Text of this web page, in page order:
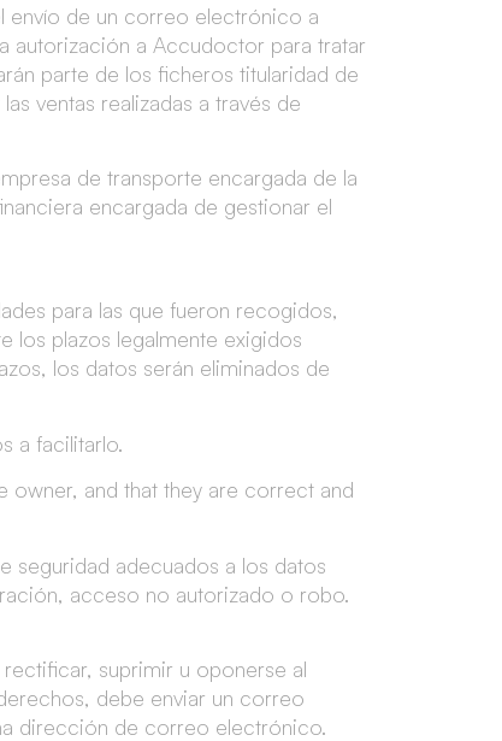
envío de un correo electrónico a
autorización a Accudoctor para tratar
parte de los ficheros titularidad de
ventas realizadas a través de
de transporte encargada de la
encargada de gestionar el
para las que fueron recogidos,
los plazos legalmente exigidos
los datos serán eliminados de
a facilitarlo.
owner, and that they are correct and
seguridad adecuados a los datos
acceso no autorizado o robo.
suprimir u oponerse al
debe enviar un correo
dirección de correo electrónico.